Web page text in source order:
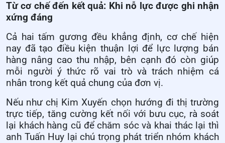
Từ cơ chế đến kết quả: Khi nỗ lực được ghi nhận
xứng đáng
Cả hai tấm gương đều khẳng định, cơ chế hiện
nay đã tạo điều kiện thuận lợi để lực lượng bán
hàng nâng cao thu nhập, bên cạnh đó còn giúp
mỗi người ý thức rõ vai trò và trách nhiệm cá
nhân trong kết quả chung của đơn vị.
Nếu như chị Kim Xuyến chọn hướng đi thị trường
trực tiếp, tăng cường kết nối với bưu cục, rà soát
lại khách hàng cũ để chăm sóc và khai thác lại thì
anh Tuấn Huy lại chú trọng phát triển nhóm khách